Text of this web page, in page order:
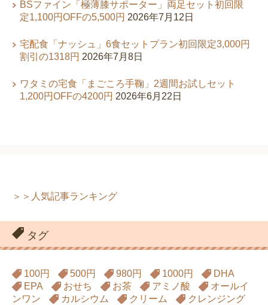
BSファイン「極薄膝サポーター」両足セット初回限
定1,100円OFFの5,500円 2026年7月12日
宅配食「ナッシュ」6食セットプラン初回限定3,000円
割引の1318円 2026年7月8日
ワタミの宅食「まごころ手鞠」2週間お試しセット
1,200円OFFの4200円 2026年6月22日
＞＞人気記事ランキング
タグ
100円 500円 980円 1000円
DHA
EPA
おせち お茶 アミノ酸
オールイ
ンワン
カルシウム クリーム
クレンジング